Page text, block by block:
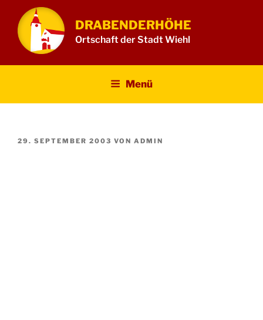
Inhalt
springen
DRABENDERHÖHE
Ortschaft der Stadt Wiehl
Menü
VERÖFFENTLICHT
29. SEPTEMBER 2003 VON ADMIN